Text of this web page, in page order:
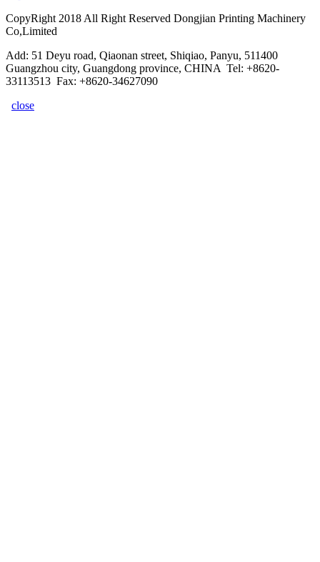
CopyRight 2018 All Right Reserved Dongjian Printing Machinery
Co,Limited
Add: 51 Deyu road, Qiaonan street, Shiqiao, Panyu, 511400
Guangzhou city, Guangdong province, CHINA Tel: +8620-
33113513 Fax: +8620-34627090
close